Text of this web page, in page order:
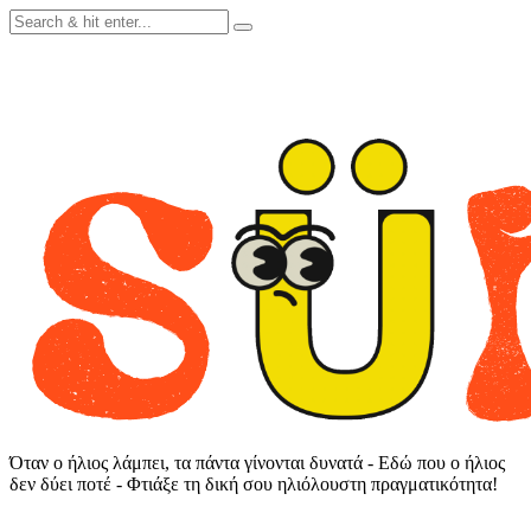
Skip
to
Όταν ο ήλιος λάμπει, τα πάντα γίνονται δυνατά - Εδώ που ο ήλιος
δεν δύει ποτέ - Φτιάξε τη δική σου ηλιόλουστη πραγματικότητα!